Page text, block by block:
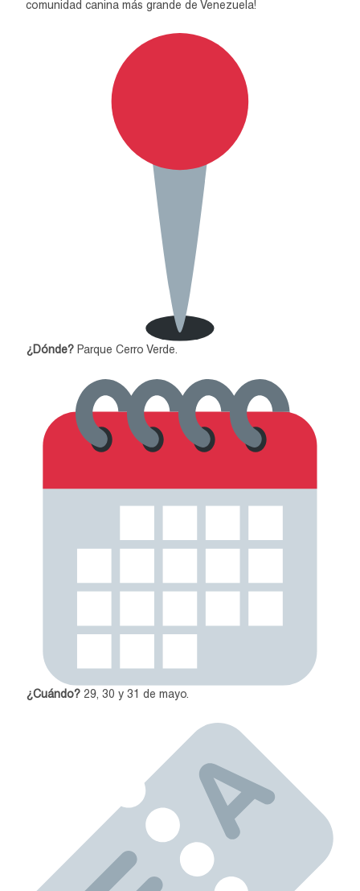
comunidad canina más grande de Venezuela!
¿Dónde? Parque Cerro Verde.
¿Cuándo? 29, 30 y 31 de mayo.